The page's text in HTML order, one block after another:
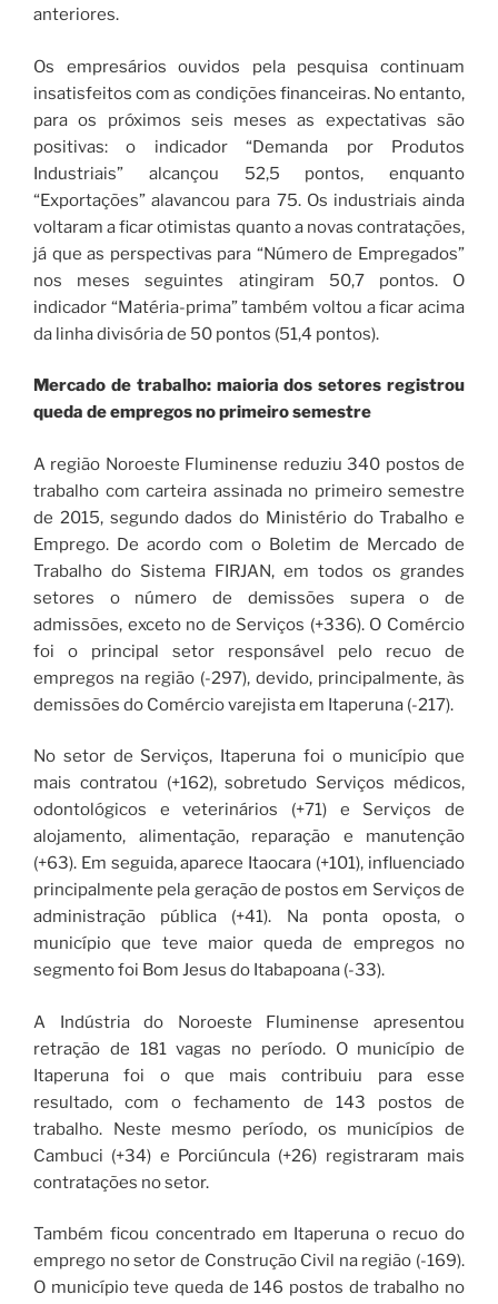
anteriores.
Os empresários ouvidos pela pesquisa continuam
insatisfeitos com as condições financeiras. No entanto,
para os próximos seis meses as expectativas são
positivas: o indicador “Demanda por Produtos
Industriais” alcançou 52,5 pontos, enquanto
“Exportações” alavancou para 75. Os industriais ainda
voltaram a ficar otimistas quanto a novas contratações,
já que as perspectivas para “Número de Empregados”
nos meses seguintes atingiram 50,7 pontos. O
indicador “Matéria-prima” também voltou a ficar acima
da linha divisória de 50 pontos (51,4 pontos).
Mercado de trabalho: maioria dos setores registrou
queda de empregos no primeiro semestre
A região Noroeste Fluminense reduziu 340 postos de
trabalho com carteira assinada no primeiro semestre
de 2015, segundo dados do Ministério do Trabalho e
Emprego. De acordo com o Boletim de Mercado de
Trabalho do Sistema FIRJAN, em todos os grandes
setores o número de demissões supera o de
admissões, exceto no de Serviços (+336). O Comércio
foi o principal setor responsável pelo recuo de
empregos na região (-297), devido, principalmente, às
demissões do Comércio varejista em Itaperuna (-217).
No setor de Serviços, Itaperuna foi o município que
mais contratou (+162), sobretudo Serviços médicos,
odontológicos e veterinários (+71) e Serviços de
alojamento, alimentação, reparação e manutenção
(+63). Em seguida, aparece Itaocara (+101), influenciado
principalmente pela geração de postos em Serviços de
administração pública (+41). Na ponta oposta, o
município que teve maior queda de empregos no
segmento foi Bom Jesus do Itabapoana (-33).
A Indústria do Noroeste Fluminense apresentou
retração de 181 vagas no período. O município de
Itaperuna foi o que mais contribuiu para esse
resultado, com o fechamento de 143 postos de
trabalho. Neste mesmo período, os municípios de
Cambuci (+34) e Porciúncula (+26) registraram mais
contratações no setor.
Também ficou concentrado em Itaperuna o recuo do
emprego no setor de Construção Civil na região (-169).
O município teve queda de 146 postos de trabalho no